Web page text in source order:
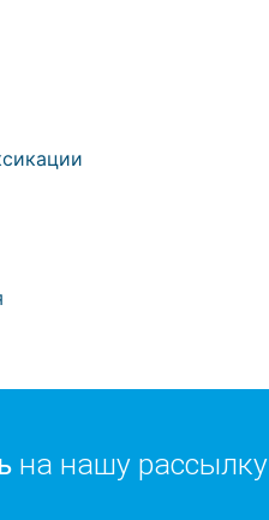
на нашу рассылку